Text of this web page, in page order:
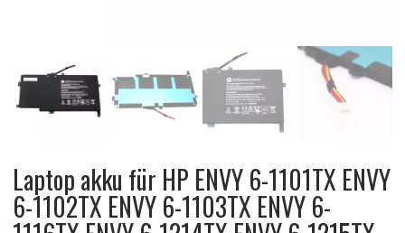
Laptop akku für HP ENVY 6-1101TX ENVY
6-1102TX ENVY 6-1103TX ENVY 6-